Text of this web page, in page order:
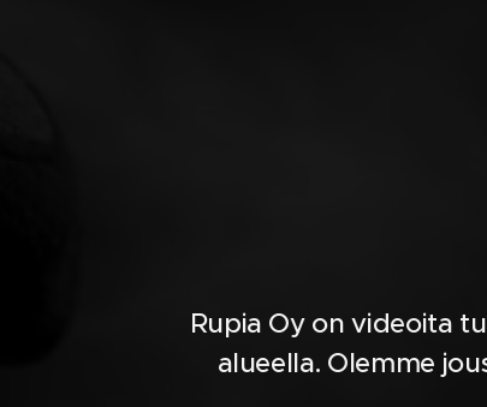
Rupia Oy on videoita
alueella. Olemme